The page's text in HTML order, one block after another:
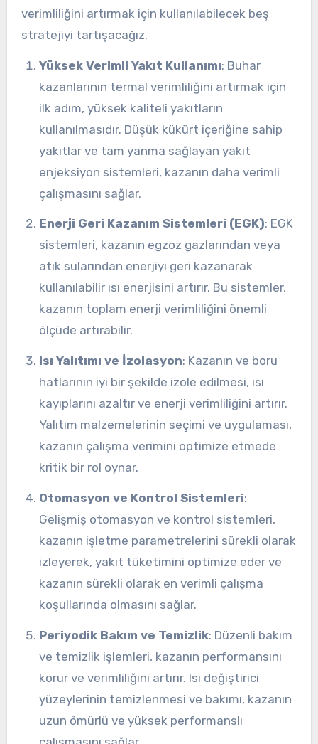
verimliliğini artırmak için kullanılabilecek beş
stratejiyi tartışacağız.
Yüksek Verimli Yakıt Kullanımı: Buhar
kazanlarının termal verimliliğini artırmak için
ilk adım, yüksek kaliteli yakıtların
kullanılmasıdır. Düşük kükürt içeriğine sahip
yakıtlar ve tam yanma sağlayan yakıt
enjeksiyon sistemleri, kazanın daha verimli
çalışmasını sağlar.
Enerji Geri Kazanım Sistemleri (EGK): EGK
sistemleri, kazanın egzoz gazlarından veya
atık sularından enerjiyi geri kazanarak
kullanılabilir ısı enerjisini artırır. Bu sistemler,
kazanın toplam enerji verimliliğini önemli
ölçüde artırabilir.
Isı Yalıtımı ve İzolasyon: Kazanın ve boru
hatlarının iyi bir şekilde izole edilmesi, ısı
kayıplarını azaltır ve enerji verimliliğini artırır.
Yalıtım malzemelerinin seçimi ve uygulaması,
kazanın çalışma verimini optimize etmede
kritik bir rol oynar.
Otomasyon ve Kontrol Sistemleri:
Gelişmiş otomasyon ve kontrol sistemleri,
kazanın işletme parametrelerini sürekli olarak
izleyerek, yakıt tüketimini optimize eder ve
kazanın sürekli olarak en verimli çalışma
koşullarında olmasını sağlar.
Periyodik Bakım ve Temizlik: Düzenli bakım
ve temizlik işlemleri, kazanın performansını
korur ve verimliliğini artırır. Isı değiştirici
yüzeylerinin temizlenmesi ve bakımı, kazanın
uzun ömürlü ve yüksek performanslı